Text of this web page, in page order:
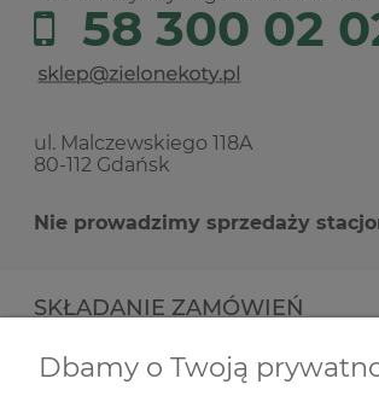
58 300 02
ul. Malczewskiego 118A
80-112 Gdańsk
Nie prowadzimy sprzedaży
SKŁADANIE ZAMÓWIEŃ
INFORMACJE
Dbamy o Twoją